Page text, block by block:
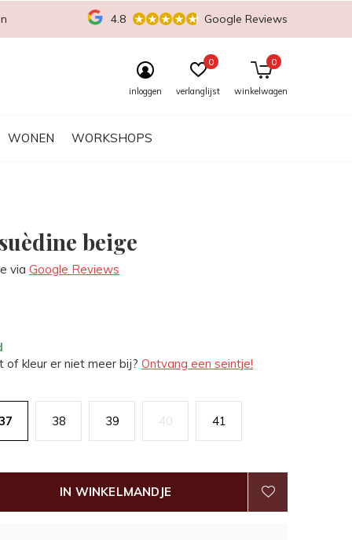
WONEN WORKSHOPS
inloggen verlanglijst
0
winkelwagen
0
4.8 Google Reviews
beige
via Google Reviews
of kleur er niet meer bij? Ontvang een seintje!
38 39 40 41
IN WINKELMANDJE